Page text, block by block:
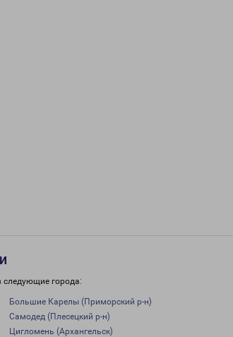
следующие города:
Большие Карелы (Приморский р-н)
Самодед (Плесецкий р-н)
Цигломень (Архангельск)